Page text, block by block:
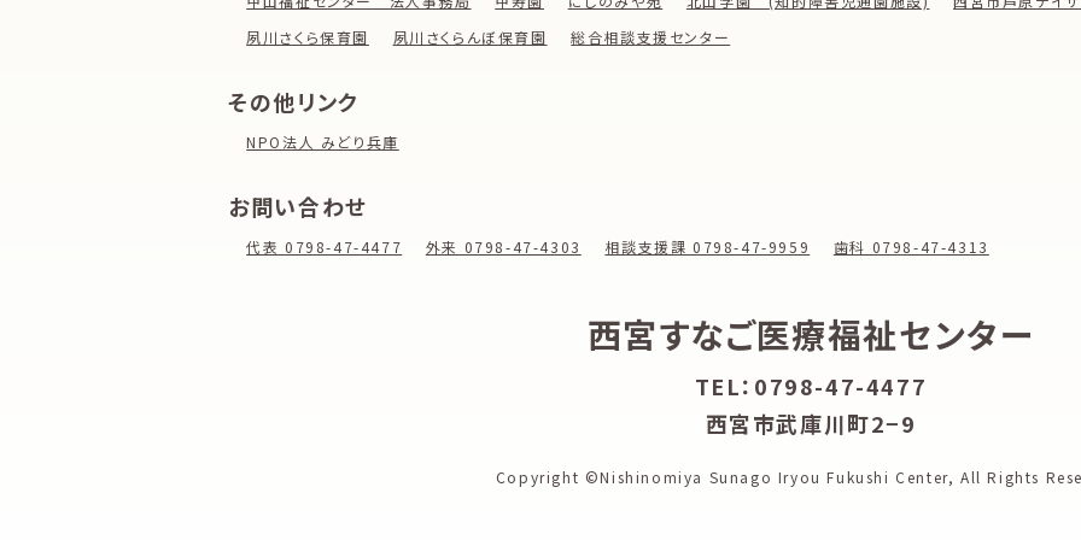
夙川さくら保育園
夙川さくらんぼ保育園 総合相談支援センター
その他リンク
NPO法人 みどり兵庫
お問い合わせ
代表 0798-47-4477 外来 0798-47-4303 相談支援課 0798-47-9959 歯科 0798-47-4313
西宮すなご医療福祉センター
TEL：0798-47-4477
西宮市武庫川町2−9
Copyright ©Nishinomiya Sunago Iryou Fukushi Center,All Rights